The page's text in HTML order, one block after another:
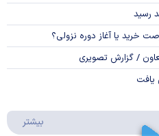
/ گزارش تصویری
یافت
بیشتر